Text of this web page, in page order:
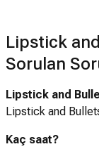
Lipstick
Sorulan
Lipstick and
Lipstick and
Kaç saat?